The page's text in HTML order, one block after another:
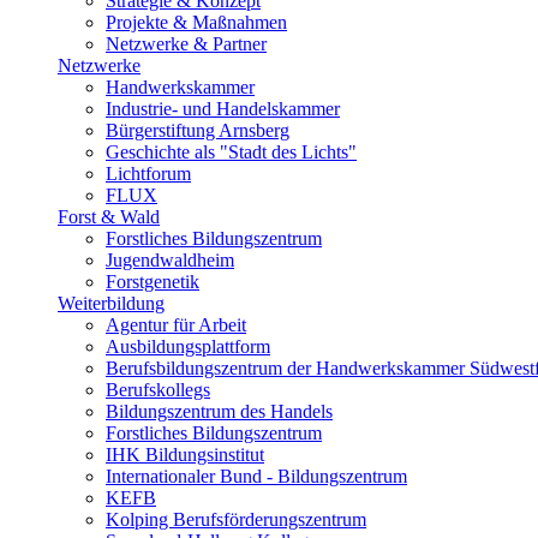
Projekte & Maßnahmen
Netzwerke & Partner
Netzwerke
Handwerkskammer
Industrie- und Handelskammer
Bürgerstiftung Arnsberg
Geschichte als "Stadt des Lichts"
Lichtforum
FLUX
Forst & Wald
Forstliches Bildungszentrum
Jugendwaldheim
Forstgenetik
Weiterbildung
Agentur für Arbeit
Ausbildungsplattform
Berufsbildungszentrum der Handwerkskammer
Berufskollegs
Bildungszentrum des Handels
Forstliches Bildungszentrum
IHK Bildungsinstitut
Internationaler Bund - Bildungszentrum
KEFB
Kolping Berufsförderungszentrum